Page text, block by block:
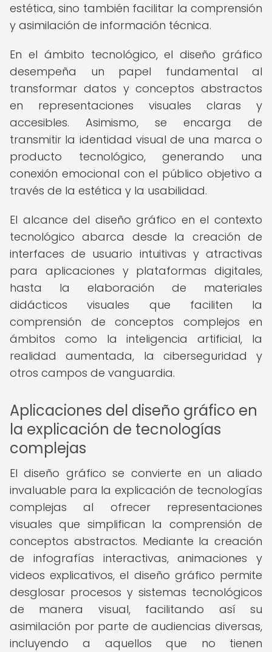
estética, sino también facilitar la comprensión
y asimilación de información técnica.
En el ámbito tecnológico, el diseño gráfico
desempeña un papel fundamental al
transformar datos y conceptos abstractos
en representaciones visuales claras y
accesibles. Asimismo, se encarga de
transmitir la identidad visual de una marca o
producto tecnológico, generando una
conexión emocional con el público objetivo a
través de la estética y la usabilidad.
El alcance del diseño gráfico en el contexto
tecnológico abarca desde la creación de
interfaces de usuario intuitivas y atractivas
para aplicaciones y plataformas digitales,
hasta la elaboración de materiales
didácticos visuales que faciliten la
comprensión de conceptos complejos en
ámbitos como la inteligencia artificial, la
realidad aumentada, la ciberseguridad y
otros campos de vanguardia.
Aplicaciones del diseño gráfico en
la explicación de tecnologías
complejas
El diseño gráfico se convierte en un aliado
invaluable para la explicación de tecnologías
complejas al ofrecer representaciones
visuales que simplifican la comprensión de
conceptos abstractos. Mediante la creación
de infografías interactivas, animaciones y
videos explicativos, el diseño gráfico permite
desglosar procesos y sistemas tecnológicos
de manera visual, facilitando así su
asimilación por parte de audiencias diversas,
incluyendo a aquellos que no tienen